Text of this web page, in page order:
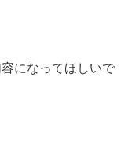
になってほしいで